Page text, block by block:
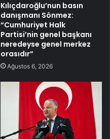
Kılıçdaroğlu’nun basın
danışmanı Sönmez:
“Cumhuriyet Halk
Partisi’nin genel başkanı
neredeyse genel merkez
orasıdır”
Ağustos 6, 2026